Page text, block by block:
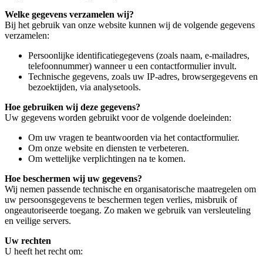
Welke gegevens verzamelen wij?
Bij het gebruik van onze website kunnen wij de volgende gegevens
verzamelen:
Persoonlijke identificatiegegevens (zoals naam, e-mailadres,
telefoonnummer) wanneer u een contactformulier invult.
Technische gegevens, zoals uw IP-adres, browsergegevens en
bezoektijden, via analysetools.
Hoe gebruiken wij deze gegevens?
Uw gegevens worden gebruikt voor de volgende doeleinden:
Om uw vragen te beantwoorden via het contactformulier.
Om onze website en diensten te verbeteren.
Om wettelijke verplichtingen na te komen.
Hoe beschermen wij uw gegevens?
Wij nemen passende technische en organisatorische maatregelen om
uw persoonsgegevens te beschermen tegen verlies, misbruik of
ongeautoriseerde toegang. Zo maken we gebruik van versleuteling
en veilige servers.
Uw rechten
U heeft het recht om: